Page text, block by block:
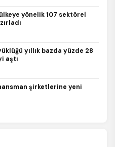
yönelik 107 sektörel
yıllık bazda yüzde 28
aştı
şirketlerine yeni